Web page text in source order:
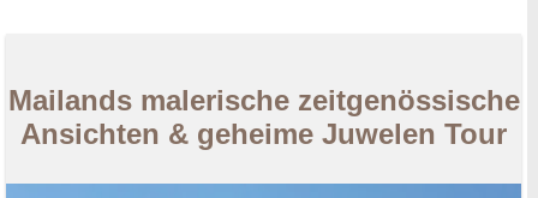
Mailands malerische zeitgenössische
Ansichten & geheime Juwelen Tour